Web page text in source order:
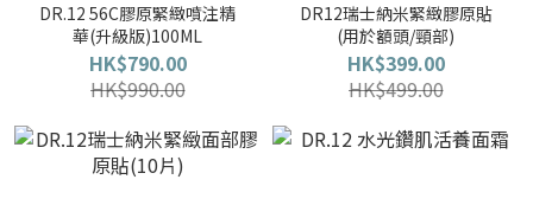
DR.12 56C膠原緊緻噴注精
華(升級版)100ML
HK$790.00
HK$990.00
DR12瑞士納米緊緻膠原貼
(用於額頭/頸部)
HK$399.00
HK$499.00